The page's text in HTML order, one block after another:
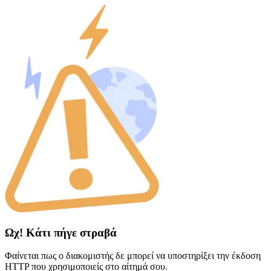
Ωχ! Κάτι πήγε στραβά
Φαίνεται πως ο διακομιστής δε μπορεί να υποστηρίξει την έκδοση
HTTP που χρησιμοποιείς στο αίτημά σου.